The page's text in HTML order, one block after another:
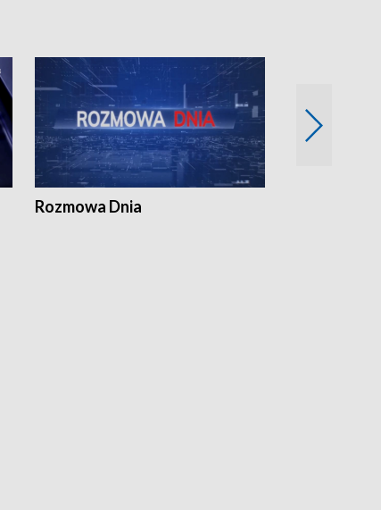
Rozmowa Dnia